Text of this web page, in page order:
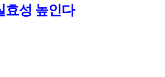
효성 높인다